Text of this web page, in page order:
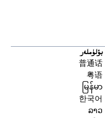
بۆلۈملەر
普通话
粤语
မြန်မာ
한국어
ລາວ